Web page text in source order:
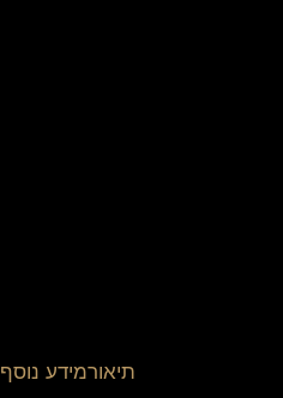
תיאורמידע נוסף